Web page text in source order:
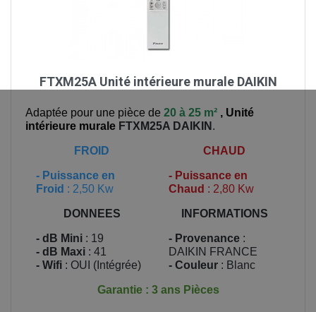
FTXM25A Unité intérieure murale DAIKIN
Adaptée pour une pièce de 20 à 25 m² , Unité
intérieure murale FTXM25A DAIKIN .
FROID
- Puissance en
Froid : 2,50 Kw
CHAUD
- Puissance en
Chaud : 2,80 Kw
DONNEES
- dB Mini : 19
- dB Maxi : 41
- Wifi : OUI (Intégrée)
INFORMATIONS
- Provenance :
DAIKIN FRANCE
- Couleur : Blanc
Garantie : 3 ans Pièces